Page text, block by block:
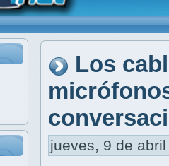
Los
jueves, 9 de